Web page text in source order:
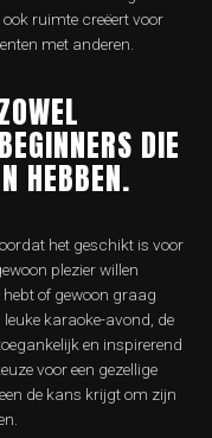
ruimte creëert voor
met anderen.
DIE
HEBBEN.
het geschikt is voor
plezier willen
of gewoon graag
karaoke-avond, de
en inspirerend
voor een gezellige
de kans krijgt om zijn